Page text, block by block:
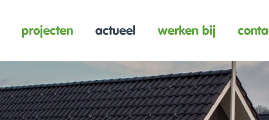
projecten actueel werken bij